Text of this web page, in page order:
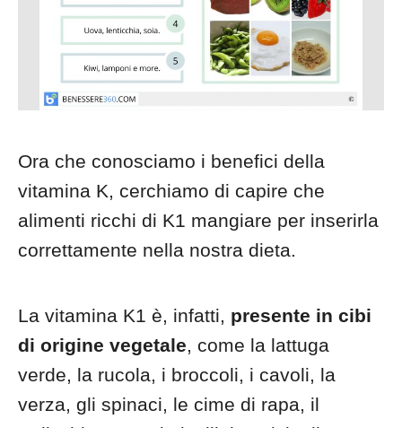
Ora che conosciamo i benefici della
vitamina K, cerchiamo di capire che
alimenti ricchi di K1 mangiare per inserirla
correttamente nella nostra dieta.
La vitamina K1 è, infatti, presente in cibi
di origine vegetale, come la lattuga
verde, la rucola, i broccoli, i cavoli, la
verza, gli spinaci, le cime di rapa, il